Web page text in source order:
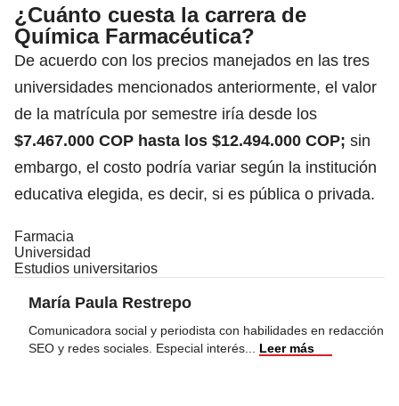
¿Cuánto cuesta la carrera de
Química Farmacéutica?
De acuerdo con los precios manejados en las tres
universidades mencionados anteriormente, el valor
de la matrícula por semestre iría desde los
$7.467.000 COP hasta los $12.494.000 COP; sin
embargo, el costo podría variar según la institución
educativa elegida, es decir, si es pública o privada.
Farmacia
Universidad
Estudios universitarios
María Paula Restrepo
Comunicadora social y periodista con habilidades en redacción
SEO y redes sociales. Especial interés
Leer más